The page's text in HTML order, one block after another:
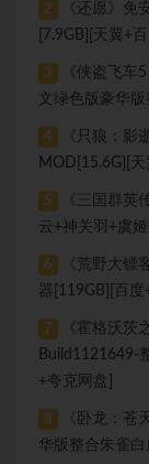
2
《还愿》免
[7.9GB][天翼+百
3
《侠盗飞车
文绿色版豪华
4
《只狼：影
MOD[15.6G][天
5
《三国群英
云+神关羽+虞
6
《荒野大镖
器[119GB][百度
7
《霍格沃茨
Build1121649-
+夸克网盘]
8
《卧龙：苍
华版整合朱雀白